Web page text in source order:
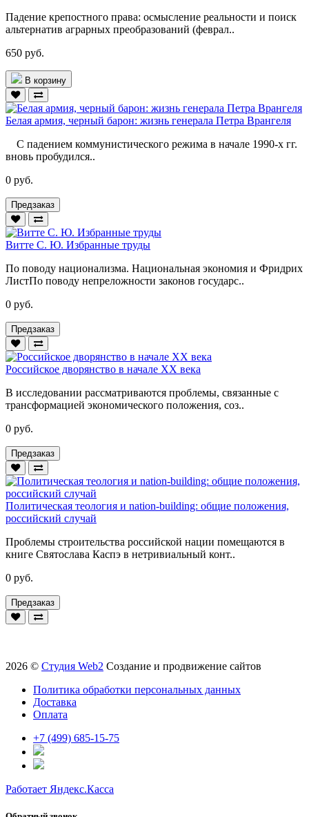
Падение крепостного права: осмысление реальности и поиск
альтернатив аграрных преобразований (феврал..
650 руб.
В корзину
Белая армия, черный барон: жизнь генерала Петра Врангеля
С падением коммунистического режима в начале 1990-х гг.
вновь пробудился..
0 руб.
Предзаказ
Витте С. Ю. Избранные труды
По поводу национализма. Национальная экономия и Фридрих
ЛистПо поводу непреложности законов государс..
0 руб.
Предзаказ
Российское дворянство в начале XX века
В исследовании рассматриваются проблемы, связанные с
трансформацией экономического положения, соз..
0 руб.
Предзаказ
Политическая теология и nation-building: общие положения,
российский случай
Проблемы строительства российской нации помещаются в
книге Святослава Каспэ в нетривиальный конт..
0 руб.
Предзаказ
2026 © Студия Web2 Создание и продвижение сайтов
Политика обработки персональных данных
Доставка
Оплата
+7 (499) 685-15-75
Работает Яндекс.Касса